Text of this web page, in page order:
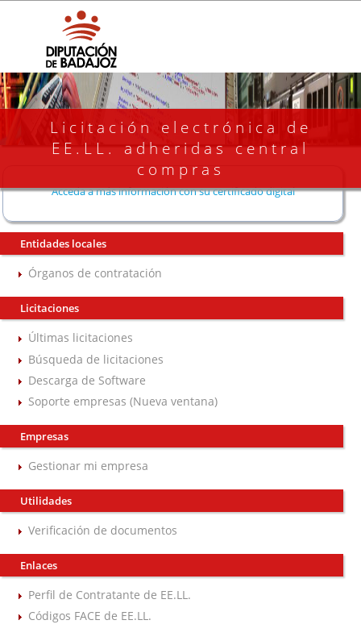
Licitación electrónica de
EE.LL. adheridas central
compras
Acceda a más información con su certificado digital
Entidades locales
Órganos de contratación
Licitaciones
Últimas licitaciones
Búsqueda de licitaciones
Descarga de Software
Soporte empresas (Nueva ventana)
Empresas
Gestionar mi empresa
Utilidades
Verificación de documentos
Enlaces
Perfil de Contratante de EE.LL.
Códigos FACE de EE.LL.